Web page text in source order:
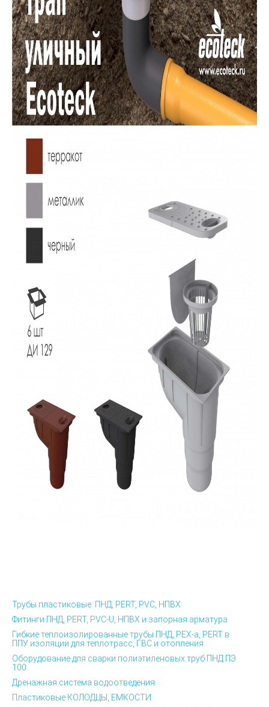
Трубы пластиковые: ПНД, PERT, PVC, НПВХ
Фитинги ПНД, PERT, PVC-U, НПВХ и запорная арматура
Гибкие теплоизолированные трубы ПНД, PEX-а, PERT в
ППУ изоляции для теплотрасс, ГВС и отопления
Оборудование для сварки полиэтиленовых труб ПНД ПЭ
100
Дренажная система водоотведения
Пластиковые КОЛОДЦЫ, ЕМКОСТИ